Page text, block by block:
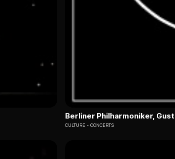
Berliner Philharmoniker,
CULTURE CONCERTS